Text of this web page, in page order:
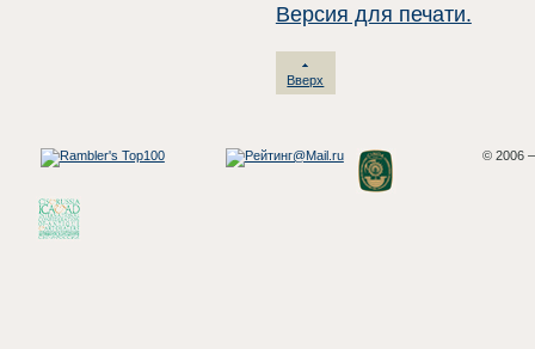
Версия для печати.
Вверх
© 2006